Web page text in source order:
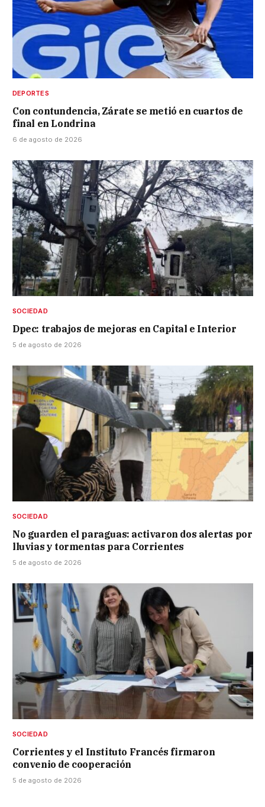
DEPORTES
Con contundencia, Zárate se metió en cuartos de
final en Londrina
6 de agosto de 2026
SOCIEDAD
Dpec: trabajos de mejoras en Capital e Interior
5 de agosto de 2026
SOCIEDAD
No guarden el paraguas: activaron dos alertas por
lluvias y tormentas para Corrientes
5 de agosto de 2026
SOCIEDAD
Corrientes y el Instituto Francés firmaron
convenio de cooperación
5 de agosto de 2026